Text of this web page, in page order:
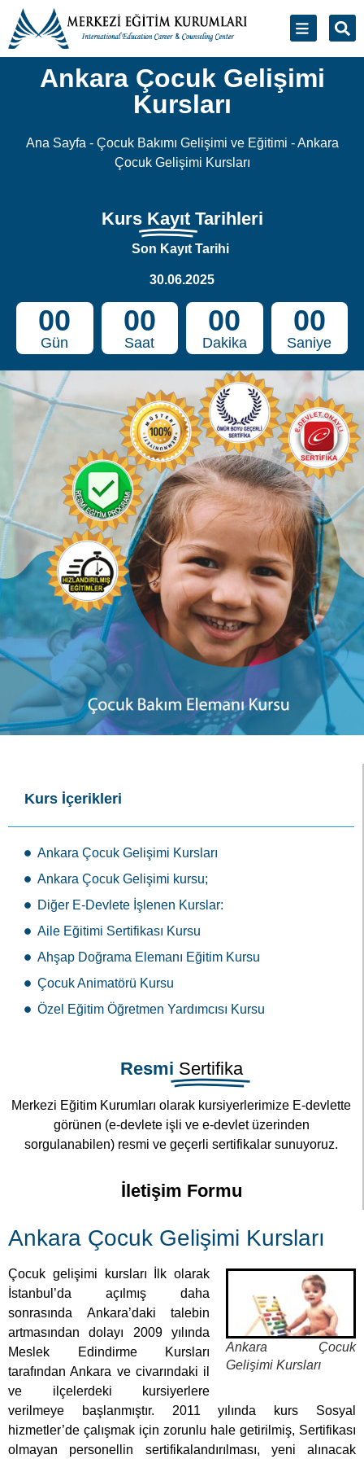
Ankara Çocuk Gelişimi
Kursları
Ana Sayfa - Çocuk Bakımı Gelişimi ve Eğitimi -Ankara
Çocuk Gelişimi Kursları
Kurs Kayıt Tarihleri
Son Kayıt Tarihi
30.06.2025
00
Gün
00
Saat
00
Dakika
00
Saniye
Kurs İçerikleri
Ankara Çocuk Gelişimi Kursları
Ankara Çocuk Gelişimi kursu;
Diğer E-Devlete İşlenen Kurslar:
Aile Eğitimi Sertifikası Kursu
Ahşap Doğrama Elemanı Eğitim Kursu
Çocuk Animatörü Kursu
Özel Eğitim Öğretmen Yardımcısı Kursu
Resmi Sertifika
Merkezi Eğitim Kurumları olarak kursiyerlerimize E-devlette
görünen (e-devlete işli ve e-devlet üzerinden
sorgulanabilen) resmi ve geçerli sertifikalar sunuyoruz.
İletişim Formu
Ankara Çocuk Gelişimi Kursları
Ankara Çocuk
Gelişimi Kursları
Çocuk gelişimi kursları İlk olarak
İstanbul’da açılmış daha
sonrasında Ankara’daki talebin
artmasından dolayı 2009 yılında
Meslek Edindirme Kursları
tarafından Ankara ve civarındaki il
ve ilçelerdeki kursiyerlere
verilmeye başlanmıştır. 2011 yılında kurs Sosyal
hizmetler’de çalışmak için zorunlu hale getirilmiş, Sertifikası
olmayan personellin sertifikalandırılması, yeni alınacak